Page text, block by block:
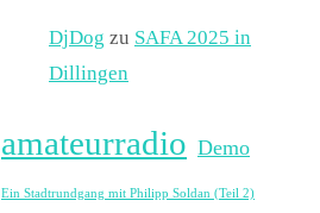
DjDog zu SAFA 2025 in
Dillingen
amateurradio Demo
Ein Stadtrundgang mit Philipp Soldan (Teil 2)